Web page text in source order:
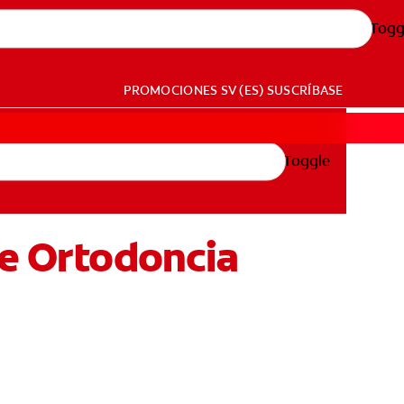
PROMOCIONES SV (ES) SUSCRÍBASE
Toggle
Ortodoncia